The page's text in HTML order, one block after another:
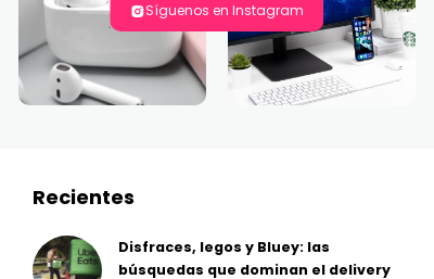
Síguenos en Instagram
Recientes
Disfraces, legos y Bluey: las
búsquedas que dominan el delivery